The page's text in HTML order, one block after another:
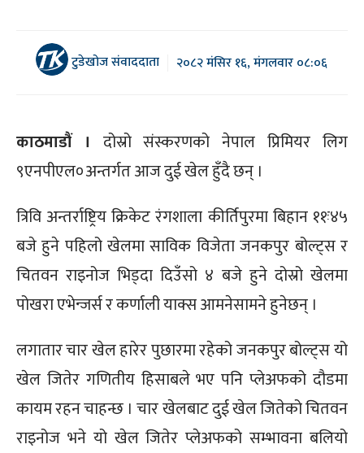
टुडेखोज संवाददाता २०८२ मंसिर १६, मंगलवार ०८:०६
काठमाडौं । दोस्रो संस्करणको नेपाल प्रिमियर लिग
९एनपीएल०अन्तर्गत आज दुई खेल हुँदै छन् ।
त्रिवि अन्तर्राष्ट्रिय क्रिकेट रंगशाला कीर्तिपुरमा बिहान ११ः४५
बजे हुने पहिलो खेलमा साविक विजेता जनकपुर बोल्ट्स र
चितवन राइनोज भिड्दा दिउँसो ४ बजे हुने दोस्रो खेलमा
पोखरा एभेन्जर्स र कर्णाली याक्स आमनेसामने हुनेछन् ।
लगातार चार खेल हारेर पुछारमा रहेको जनकपुर बोल्ट्स यो
खेल जितेर गणितीय हिसाबले भए पनि प्लेअफको दौडमा
कायम रहन चाहन्छ । चार खेलबाट दुई खेल जितेको चितवन
राइनोज भने यो खेल जितेर प्लेअफको सम्भावना बलियो